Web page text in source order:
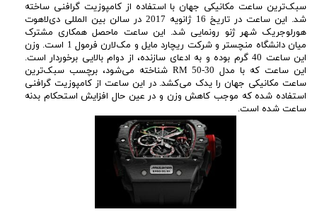
سبک‌ترین ساعت مکانیکی جهان با استفاده از کامپوزیت گرافنی ساخته
شد. این ساعت در تاریخ 16 ژانویه 2017 در سالن بین المللی دی‌لاهوت
هورلوجریک شهر ژنو رونمایی شد. این ساعت ماحصل همکاری مشترک
میان دانشگاه منچستر و شرکت ریچارد مایل و مک‌لارن فرمول 1 است. وزن
این ساعت 40 گرم بوده و به ادعای سازنده، از دوام بالایی برخوردار است.
این ساعت که با مدل RM 50-30 شناخته می‌شود، برچسب سبک‌ترین
ساعت مکانیکی جهان را یدک می‌کشد. در این ساعت از کامپوزیت گرافنی
استفاده شده که موجب کاهش وزن و در عین حال افزایش استحکام بدنه
ساعت شده است.